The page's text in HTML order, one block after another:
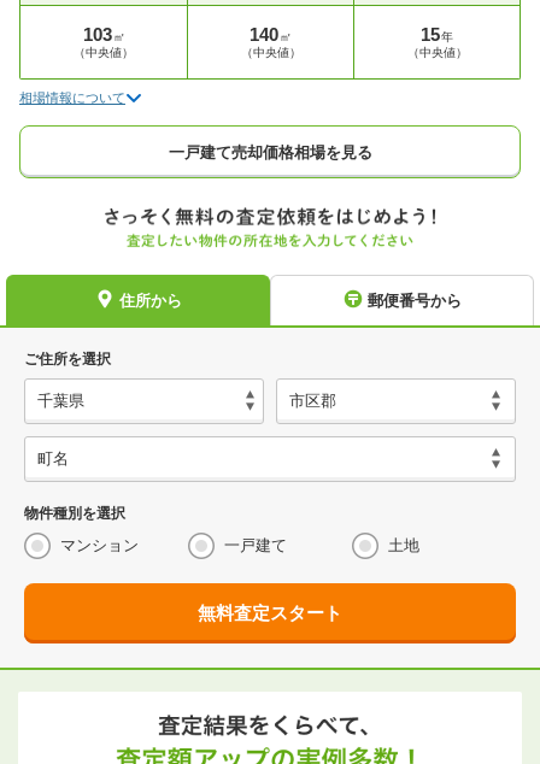
103 ㎡
（中央値）
140㎡
（中央値）
15年
（中央値）
相場情報について
一戸建て売却価格相場を見る
住所から 郵便番号から
ご住所を選択
物件種別を選択
マンション 一戸建て 土地
無料査定スタート